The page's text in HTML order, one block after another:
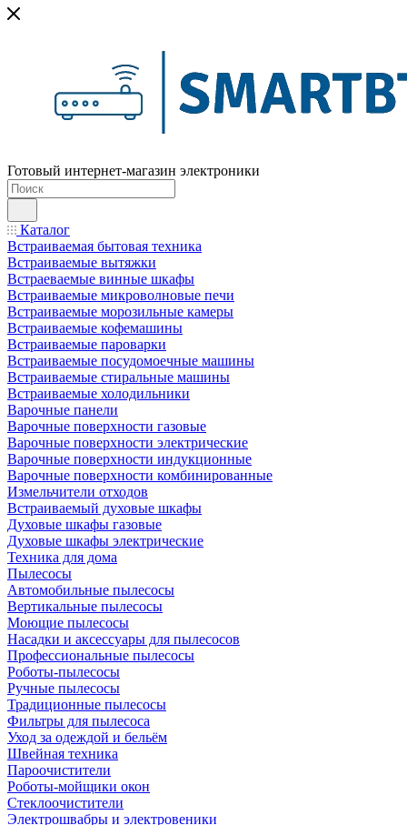
Готовый интернет-магазин электроники
Каталог
Встраиваемая бытовая техника
Встраиваемые вытяжки
Встраеваемые винные шкафы
Встраиваемые микроволновые печи
Встраиваемые морозильные камеры
Встраиваемые кофемашины
Встраиваемые пароварки
Встраиваемые посудомоечные машины
Встраиваемые стиральные машины
Встраиваемые холодильники
Варочные панели
Варочные поверхности газовые
Варочные поверхности электрические
Варочные поверхности индукционные
Варочные поверхности комбинированные
Измельчители отходов
Встраиваемый духовые шкафы
Духовые шкафы газовые
Духовые шкафы электрические
Техника для дома
Пылесосы
Автомобильные пылесосы
Вертикальные пылесосы
Моющие пылесосы
Насадки и аксессуары для пылесосов
Профессиональные пылесосы
Роботы-пылесосы
Ручные пылесосы
Традиционные пылесосы
Фильтры для пылесоса
Уход за одеждой и бельём
Швейная техника
Пароочистители
Роботы-мойщики окон
Стеклоочистители
Электрошвабры и электровеники